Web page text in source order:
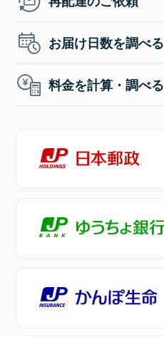
お届け日数を調べる
料金を計算・調べる